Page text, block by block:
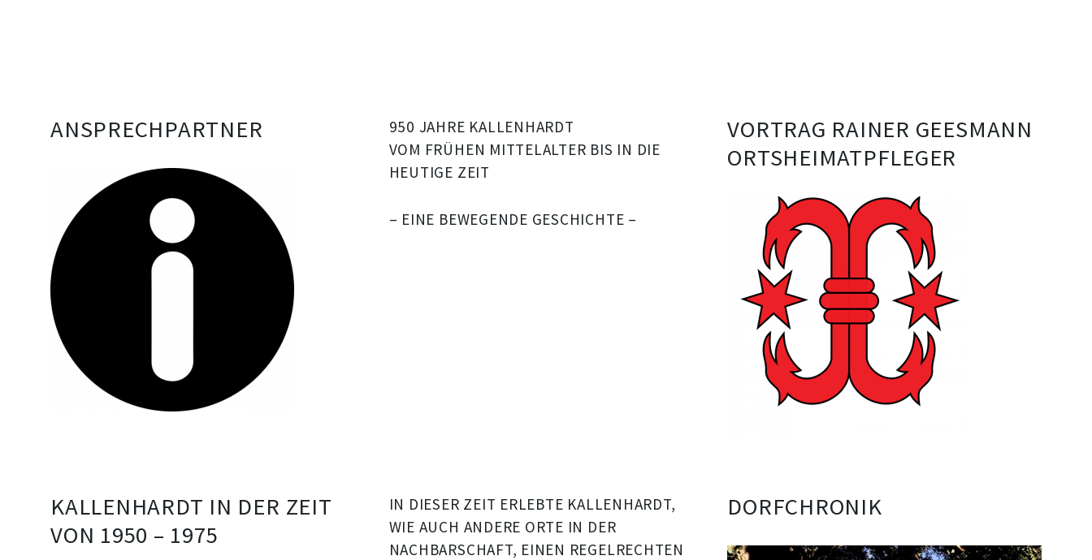
ANSPRECHPARTNER
950 JAHRE KALLENHARDT
VOM FRÜHEN MITTELALTER BIS IN DIE
HEUTIGE ZEIT
– EINE BEWEGENDE GESCHICHTE –
VORTRAG RAINER GEESMANN
ORTSHEIMATPFLEGER
KALLENHARDT IN DER ZEIT
VON 1950 – 1975
IN DIESER ZEIT ERLEBTE KALLENHARDT,
WIE AUCH ANDERE ORTE IN DER
NACHBARSCHAFT, EINEN REGELRECHTEN
DORFCHRONIK